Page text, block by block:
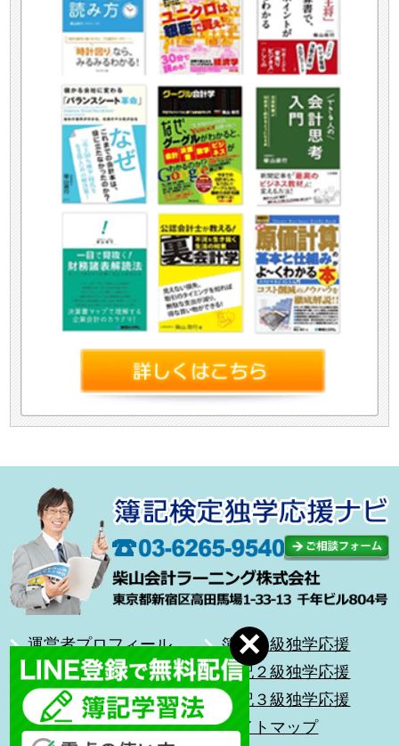
運営者プロフィール
合格体験記
無料メール講座
前を向いて歩こう
簿記１級独学応援
簿記２級独学応援
簿記３級独学応援
サイトマップ